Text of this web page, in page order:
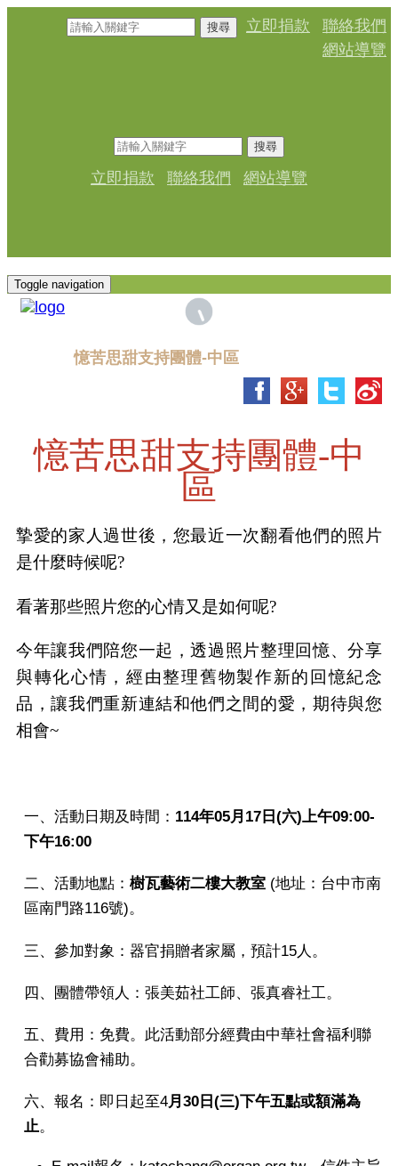
搜尋 立即捐款
聯絡我們
網站導覽
搜尋
立即捐款 聯絡我們 網站導覽
Toggle navigation
憶苦思甜支持團體-中區
憶苦思甜支持團體-中
區
摯愛的家人過世後，您最近一次翻看他們的照片
是什麼時候呢?
看著那些照片您的心情又是如何呢?
今年讓我們陪您一起，透過照片整理回憶、分享
與轉化心情，經由整理舊物製作新的回憶紀念
品，讓我們重新連結和他們之間的愛，期待與您
相會~
一、活動日期及時間： 114年05月17日(六)上午09:00-
下午16:00
二、活動地點：樹瓦藝術二樓大教室 (地址：台中市南
區南門路116號)。
三、參加對象：器官捐贈者家屬，預計15人。
四、團體帶領人：張美茹社工師、張真睿社工。
五、費用：免費。此活動部分經費由中華社會福利聯
合勸募協會補助。
六、報名：即日起至4月30日(三)下午五點或額滿為
止。